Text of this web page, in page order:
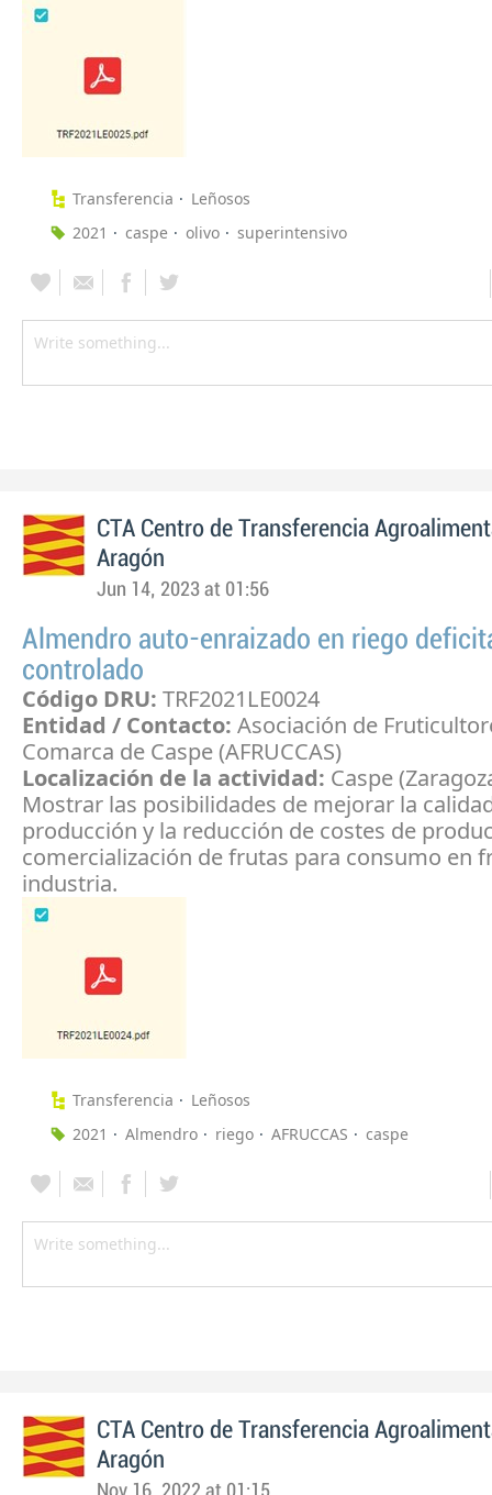
Transferencia
Leñosos
2021
caspe olivo superintensivo
CTA Centro de Transferencia
Aragón
Jun 14, 2023 at 01:56
Almendro auto-enraizado en riego
controlado
Código DRU: TRF2021LE0024
Entidad / Contacto: Asociación de
Comarca de Caspe (AFRUCCAS)
Localización de la actividad: Caspe
Mostrar las posibilidades de mejorar la
producción y la reducción de costes de
comercialización de frutas para consumo en
industria.
Transferencia
Leñosos
2021
Almendro riego AFRUCCAS caspe
CTA Centro de Transferencia
Aragón